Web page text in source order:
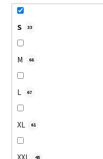
S 33
M 68
L 67
XL 61
45